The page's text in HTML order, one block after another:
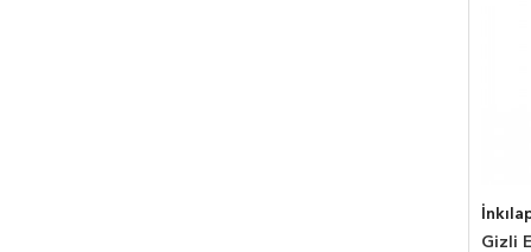
Gizli El